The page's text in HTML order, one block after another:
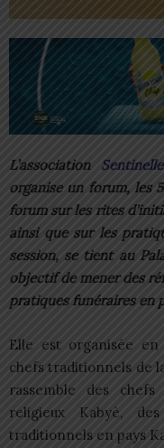
L’association Sentinelle
organise un forum, les
forum sur les rites
ainsi que sur les
session, se tient au
objectif de mener des
pratiques funéraires en
Elle est organisée
chefs traditionnels de
rassemble des
religieux Kabyè,
traditionnels en pays